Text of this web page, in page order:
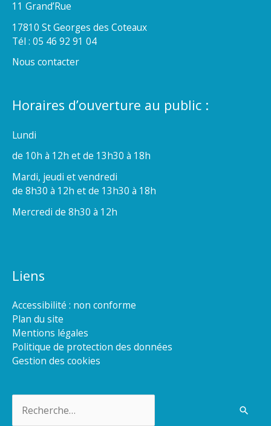
11 Grand’Rue
17810 St Georges des Coteaux
Tél : 05 46 92 91 04
Nous contacter
Horaires d’ouverture au public :
Lundi
de 10h à 12h et de 13h30 à 18h
Mardi, jeudi et vendredi
de 8h30 à 12h et de 13h30 à 18h
Mercredi de 8h30 à 12h
Liens
Accessibilité : non conforme
Plan du site
Mentions légales
Politique de protection des données
Gestion des cookies